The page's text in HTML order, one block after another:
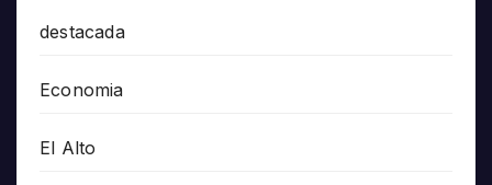
destacada
Economia
El Alto